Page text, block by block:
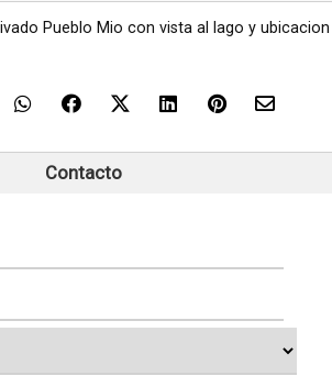
Pueblo Mio con vista al lago y ubicacion
Contacto